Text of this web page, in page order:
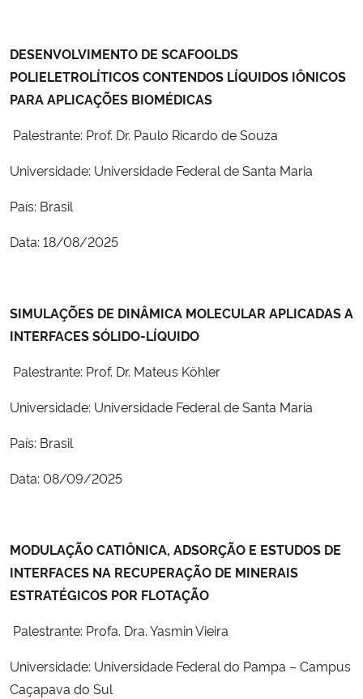
Secretaria de Governo
Gabinete de Segurança Institucional
Advocacia-Geral da União
DESENVOLVIMENTO DE SCAFOOLDS
POLIELETROLÍTICOS CONTENDOS LÍQUIDOS IÔNICOS
PARA APLICAÇÕES BIOMÉDICAS
Palestrante: Prof. Dr. Paulo Ricardo de Souza
Universidade: Universidade Federal de Santa Maria
País: Brasil
Data: 18/08/2025
SIMULAÇÕES DE DINÂMICA MOLECULAR APLICADAS A
INTERFACES SÓLIDO-LÍQUIDO
Palestrante: Prof. Dr. Mateus Köhler
Universidade: Universidade Federal de Santa Maria
País: Brasil
Data: 08/09/2025
MODULAÇÃO CATIÔNICA, ADSORÇÃO E ESTUDOS DE
INTERFACES NA RECUPERAÇÃO DE MINERAIS
ESTRATÉGICOS POR FLOTAÇÃO
Palestrante: Profa. Dra. Yasmin Vieira
Universidade: Universidade Federal do Pampa – Campus
Caçapava do Sul